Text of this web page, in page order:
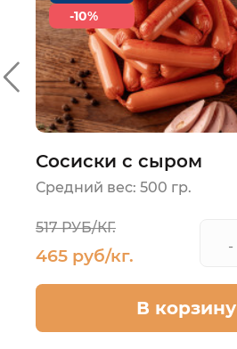
-10%
Сосиски с сыром
Средний вес: 500 гр.
517 РУБ/КГ.
465 руб/кг. -
В корзину